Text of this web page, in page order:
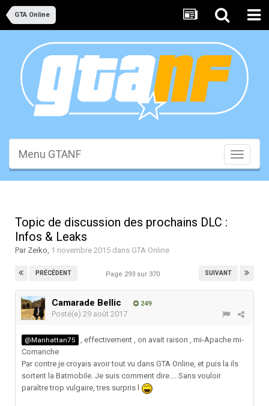
GTA Online
Toggle
Menu GTANF
Topic de discussion des prochains DLC :
Infos & Leaks
Par Zeiko, 1 novembre 2015 dans GTA Online
PRÉCÉDENT SUIVANT
Page 293 sur 370
Camarade Bellic 249
Posté(e) 29 août 2017
@Manhattan75
, effectivement , on avait raison , mi-Apache mi-
Comanche
Par contre je croyais avoir tout vu dans GTA Online, et puis la ils
sortent la Batmobile. Je suis comment dire.... Sans vouloir
paraître trop vulgaire, tres surpris l